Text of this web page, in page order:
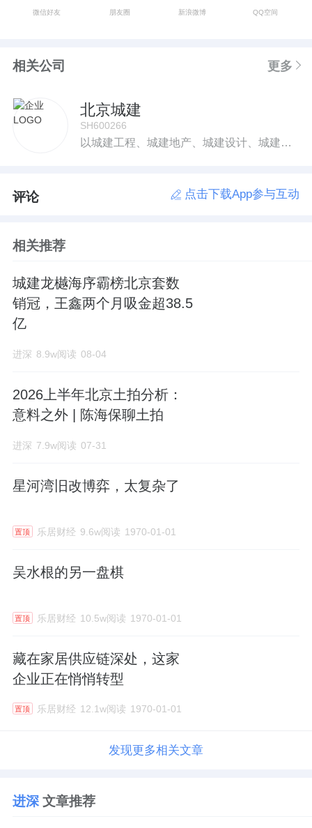
微信好友 朋友圈 新浪微博 QQ空间
相关公司 更多
北京城建
SH600266
以城建工程、城建地产、城建设计、城建园林、城建置业、城建资本为六大产业的大型综合性建筑企业集团。
评论 点击下载App参与互动
相关推荐
城建龙樾海序霸榜北京套数
销冠，王鑫两个月吸金超38.5
亿
进深 8.9w阅读 08-04
2026上半年北京土拍分析：
意料之外 | 陈海保聊土拍
进深 7.9w阅读 07-31
星河湾旧改博弈，太复杂了
置顶 乐居财经 9.6w阅读 1970-01-01
吴水根的另一盘棋
置顶 乐居财经 10.5w阅读 1970-01-01
藏在家居供应链深处，这家
企业正在悄悄转型
置顶 乐居财经 12.1w阅读 1970-01-01
发现更多相关文章
进深文章推荐